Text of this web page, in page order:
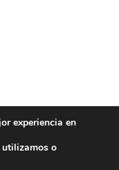
de Privacidad
experiencia en
utilizamos o